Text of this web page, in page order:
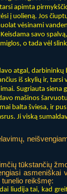
apimta
į uolieną. Jos
vėsinami
savo
o tada vėl
atgal, darbininkų
iš skylių ir, tarsi
Sugriauta siena
mašinos
balta šviesa, ir
Ji viską
tūkstančių
reikšmę:
liudija tai, kad